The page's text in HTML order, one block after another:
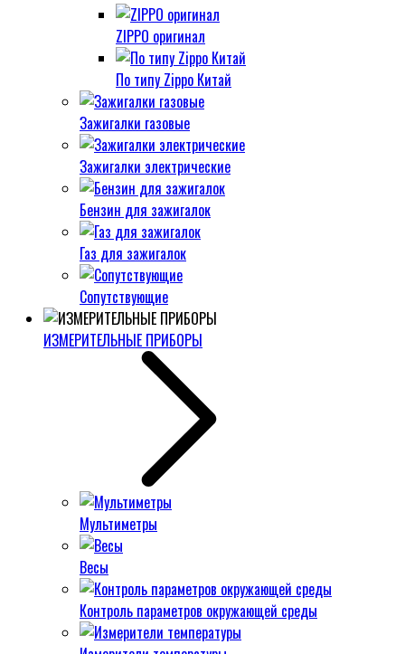
ZIPPO оригинал
По типу Zippo Китай
Зажигалки газовые
Зажигалки электрические
Бензин для зажигалок
Газ для зажигалок
Сопутствующие
ИЗМЕРИТЕЛЬНЫЕ ПРИБОРЫ
Мультиметры
Весы
Контроль параметров окружающей среды